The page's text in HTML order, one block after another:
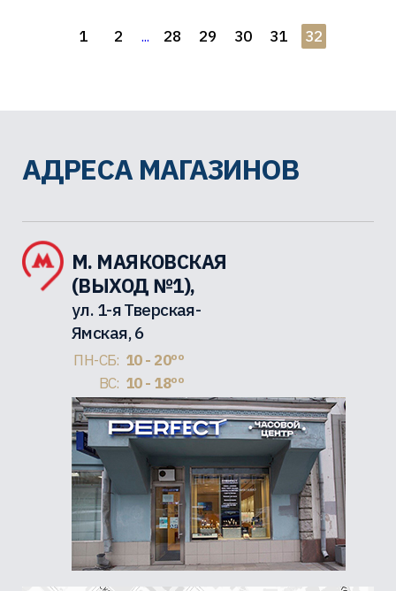
1 2 ... 28 29 30 31 32
АДРЕСА МАГАЗИНОВ
М. МАЯКОВСКАЯ
(ВЫХОД №1),
ул. 1-я Тверская-
Ямская, 6
ПН-СБ: 10 - 20ºº
ВС: 10 - 18ºº